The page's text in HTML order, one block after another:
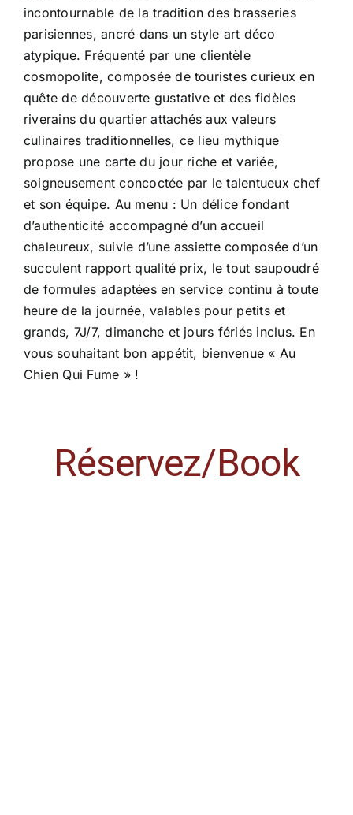
incontournable de la tradition des brasseries
parisiennes, ancré dans un style art déco
atypique. Fréquenté par une clientèle
cosmopolite, composée de touristes curieux en
quête de découverte gustative et des fidèles
riverains du quartier attachés aux valeurs
culinaires traditionnelles, ce lieu mythique
propose une carte du jour riche et variée,
soigneusement concoctée par le talentueux chef
et son équipe. Au menu : Un délice fondant
d’authenticité accompagné d’un accueil
chaleureux, suivie d’une assiette composée d’un
succulent rapport qualité prix, le tout saupoudré
de formules adaptées en service continu à toute
heure de la journée, valables pour petits et
grands, 7J/7, dimanche et jours fériés inclus. En
vous souhaitant bon appétit, bienvenue « Au
Chien Qui Fume » !
Réservez/Book